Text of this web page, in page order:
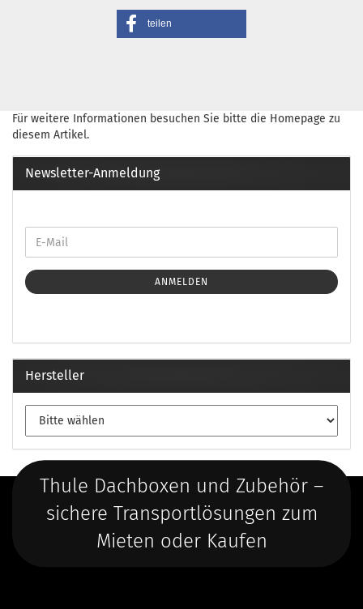
teilen
Für weitere Informationen besuchen Sie bitte die Homepage zu
diesem Artikel.
Newsletter-Anmeldung
ANMELDEN
Hersteller
Thule Dachboxen und Zubehör –
sichere Transportlösungen zum
Mieten oder Kaufen